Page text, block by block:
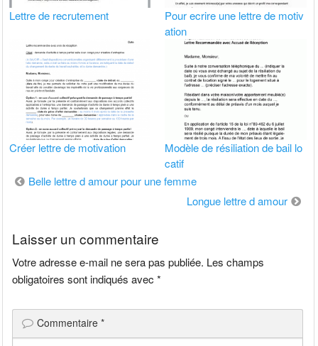
Lettre de recrutement
Pour ecrire une lettre de motiv
ation
Créer lettre de motivation
Modèle de résiliation de bail lo
catif
Navigation
Belle lettre d amour pour une femme
Longue lettre d amour
Laisser un commentaire
Votre adresse e-mail ne sera pas publiée. Les champs
obligatoires sont indiqués avec*
Commentaire*